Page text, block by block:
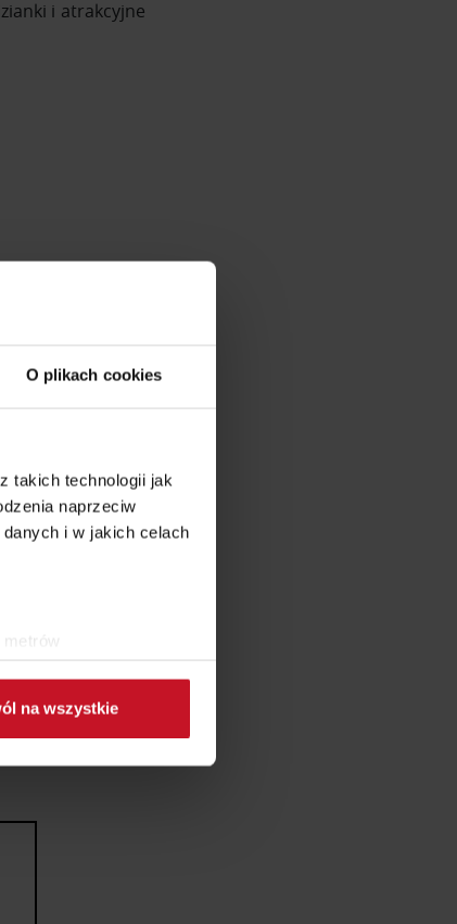
O plikach cookies
takich technologii jak
naprzeciw
i w jakich celach
(fingerprinting, czyli
w
społecznościowym,
na wszystkie
i atrakcyjne